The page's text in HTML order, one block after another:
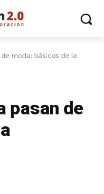
moda: básicos de la
pasan de